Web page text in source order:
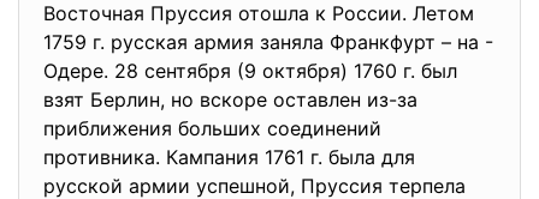
Восточная Пруссия отошла к России. Летом
1759 г. русская армия заняла Франкфурт – на -
Одере. 28 сентября (9 октября) 1760 г. был
взят Берлин, но вскоре оставлен из-за
приближения больших соединений
противника. Кампания 1761 г. была для
русской армии успешной, Пруссия терпела